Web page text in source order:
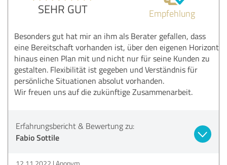
SEHR GUT Empfehlung
Besonders gut hat mir an ihm als Berater gefallen, dass
eine Bereitschaft vorhanden ist, über den eigenen Horizont
hinaus einen Plan mit und nicht nur für seine Kunden zu
gestalten. Flexibilität ist gegeben und Verständnis für
persönliche Situationen absolut vorhanden.
Wir freuen uns auf die zukünftige Zusammenarbeit.
Erfahrungsbericht & Bewertung zu:
Fabio Sottile
12.11.2022 Anonym